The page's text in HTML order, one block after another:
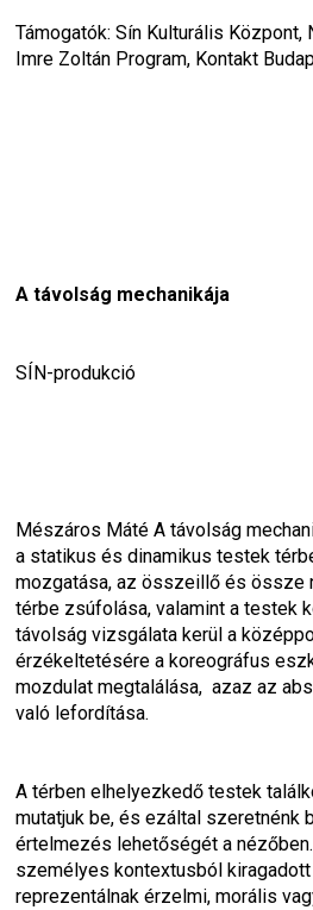
Támogatók: Sín Kulturális
Imre Zoltán Program, Kontakt
A távolság mechanikája
SÍN-produkció
Mészáros Máté A távolság
a statikus és dinamikus testek
mozgatása, az összeillő és össze
térbe zsúfolása, valamint a testek
távolság vizsgálata kerül a
érzékeltetésére a koreográfus
mozdulat megtalálása,  azaz az
való lefordítása.
A térben elhelyezkedő testek
mutatjuk be, és ezáltal szeretnénk
értelmezés lehetőségét a
személyes kontextusból
reprezentálnak érzelmi, morális